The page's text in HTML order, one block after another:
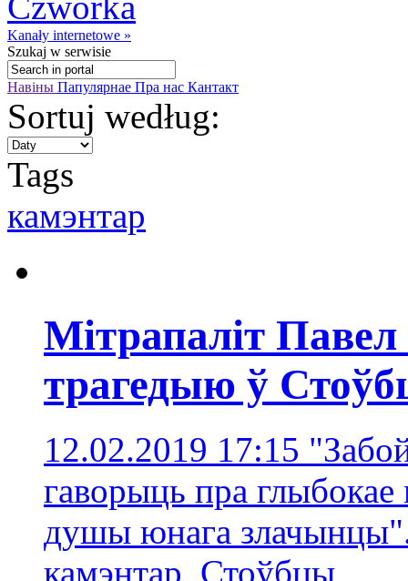
Kanały internetowe »
Szukaj w serwisie
Навіны Папулярнае Пра нас Кантакт
Sortuj według:
Tags
камэнтaр
Мітрапаліт
трагедыю ў
12.02.2019 17:15
гаворыць пра
душы юнага
камэнтaр, Стоўбцы